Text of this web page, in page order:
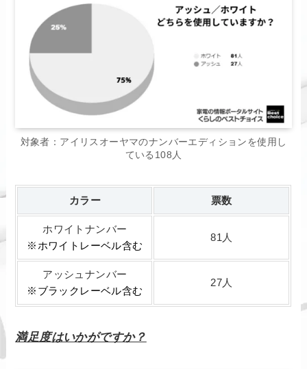
対象者：アイリスオーヤマのナンバーエディションを使用し
ている108人
カラー 票数
ホワイトナンバー
※ホワイトレーベル含む
81人
アッシュナンバー
※ブラックレーベル含む
27人
満足度はいかがですか？